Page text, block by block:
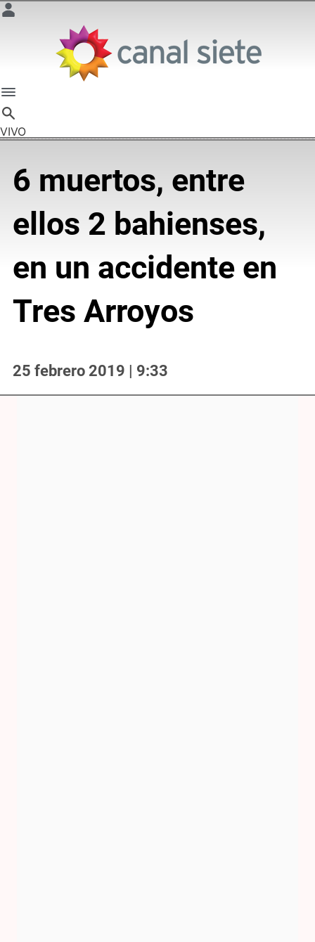
VIVO
6 muertos, entre
ellos 2 bahienses,
en un accidente en
Tres Arroyos
25 febrero 2019 | 9:33